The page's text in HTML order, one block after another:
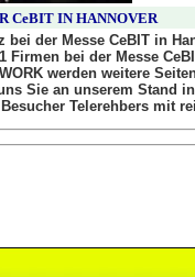
CeBIT IN HANNOVER
bei der Messe CeBIT in
Firmen bei der Messe
werden weitere
Sie an unserem Stand
Telerehbers mit